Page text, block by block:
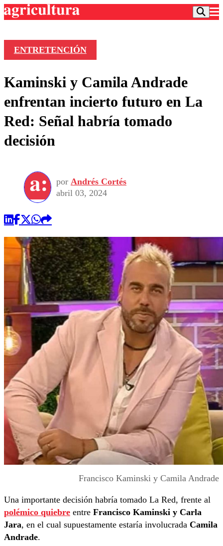
Frecuencias
Agricultura TV
Deportes
Colo Colo
Torneo Internacional
Torneo Nacional
Entretención
Internacional
Nacional
Programas
Comercial
ENTRETENCIÓN
Kaminski y Camila Andrade
enfrentan incierto futuro en La
Red: Señal habría tomado
decisión
por Andrés Cortés
abril 03, 2024
Francisco Kaminski y Camila Andrade
Una importante decisión habría tomado La Red, frente al
polémico quiebre entre Francisco Kaminski y Carla
Jara, en el cual supuestamente estaría involucrada Camila
Andrade.